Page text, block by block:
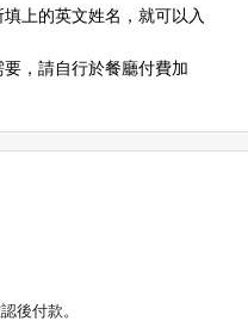
上的英文姓名，就可以入
，請自行於餐廳付費加
後付款。